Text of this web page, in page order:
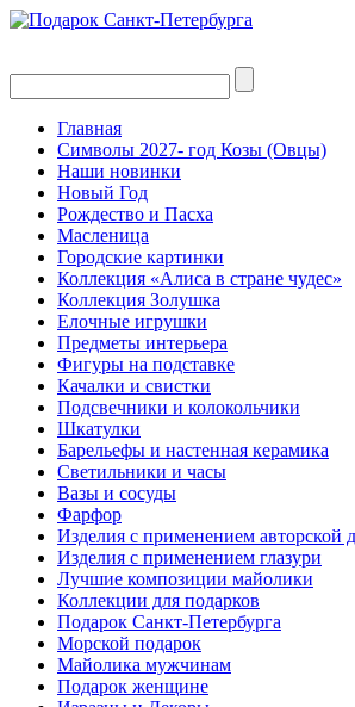
Главная
Символы 2027- год Козы (Овцы)
Наши новинки
Новый Год
Рождество и Пасха
Масленица
Городские картинки
Коллекция «Алиса в стране чудес»
Коллекция Золушка
Елочные игрушки
Предметы интерьера
Фигуры на подставке
Качалки и свистки
Подсвечники и колокольчики
Шкатулки
Барельефы и настенная керамика
Светильники и часы
Вазы и сосуды
Фарфор
Изделия с применением авторской
Изделия с применением глазури
Лучшие композиции майолики
Коллекции для подарков
Подарок Санкт-Петербурга
Морской подарок
Майолика мужчинам
Подарок женщине